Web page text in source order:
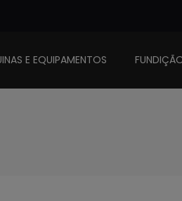
E EQUIPAMENTOS